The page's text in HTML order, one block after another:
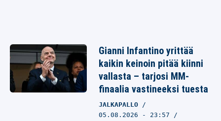
Gianni Infantino yrittää
kaikin keinoin pitää kiinni
vallasta – tarjosi MM-
finaalia vastineeksi tuesta
JALKAPALLO
05.08.2026 - 23:57